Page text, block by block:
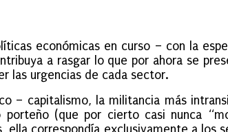
económicas en curso – con la
a rasgar lo que por ahora se
las urgencias de cada sector.
– capitalismo, la militancia más
(que por cierto casi nunca